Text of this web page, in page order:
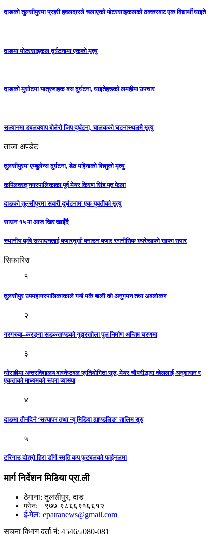
दाङको तुलसीपुरमा प्रहरी हवलदारले चलाएको मोटरसाइकलको ठक्करबाट एक विद्यार्थी घाइते
दाङमा मोटरसाइकल दुर्घटनामा एकको मृत्यु
दाङकाे मुसोटमा यात्रुवाहक बस दुर्घटना, घाइतेहरूको लमहीमा उपचार
सल्यानमा डबलक्याप बोलेरो जिप दुर्घटना, चालकको घटनास्थलमै मृत्यु
ताजा अपडेट
तुलसीपुरमा एम्बुलेन्स दुर्घटना, डेढ महिनाको शिशुको मृत्यु
कपिलवस्तु नगरपालिकाका पूर्व मेयर किरण सिंह मृत फेला
दाङको तुलसीपुरमा सवारी दुर्घटनामा एक युवतीको मृत्यु
साउन १५ मा आज खिर खाइँदै
स्थानीय कृषि उत्पादनलाई बजारमुखी बनाउन बजार रणनीतिक रुपरेखाको खाका तयार
सिफारिस
१
तुलसीपुर उपमहागरपालिकाकाले गर्यो मकै बाली को अनुगमन तथा अबलोकन
२
गरगरुवा–करङ्गा सडकखण्डको गुहारखोला पुल निर्माण अन्तिम चरणमा
३
घोराहीमा अन्तरविद्यालय बास्केटबल प्रतियोगिता सुरु, मेयर चौधरीद्धारा खेललाई अनुशासन र
एकताको माध्यमको रूपमा व्याख्या
४
दाङमा तीनदिने ‘सत्यापन तथा न्यू मिडिया ह्याण्डलिङ’ तालिम सुरु
५
टरिगाउ दोश्रो हिरा डाँगी स्मृति कप फुटबलको फाईनलमा
मार्ग निर्देशन मिडिया प्रा.ली
ठेगाना: तुलसीपुर, दाङ
फोन: +९७७-९८६६९१६६१२
ई-मेल: epatranews@gmail.com
सूचना विभाग दर्ता नं: 4546/2080-081